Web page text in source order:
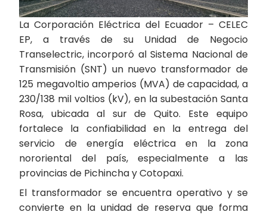
La Corporación Eléctrica del Ecuador – CELEC
EP, a través de su Unidad de Negocio
Transelectric, incorporó al Sistema Nacional de
Transmisión (SNT) un nuevo transformador de
125 megavoltio amperios (MVA) de capacidad, a
230/138 mil voltios (kV), en la subestación Santa
Rosa, ubicada al sur de Quito. Este equipo
fortalece la confiabilidad en la entrega del
servicio de energía eléctrica en la zona
nororiental del país, especialmente a las
provincias de Pichincha y Cotopaxi.
El transformador se encuentra operativo y se
convierte en la unidad de reserva que forma